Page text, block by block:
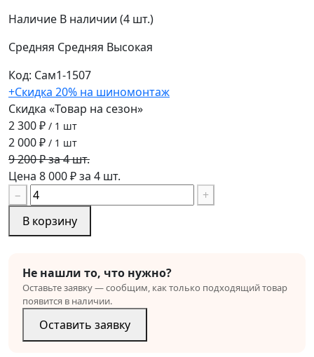
Наличие В наличии (4 шт.)
Средняя Средняя Высокая
Код: Сам1-1507
+Скидка 20% на шиномонтаж
Скидка «Товар на сезон»
2 300 ₽ / 1 шт
2 000 ₽ / 1 шт
9 200 ₽ за 4 шт.
Цена 8 000 ₽ за 4 шт.
−
+
В корзину
Не нашли то, что нужно?
Оставьте заявку — сообщим, как только подходящий товар
появится в наличии.
Оставить заявку